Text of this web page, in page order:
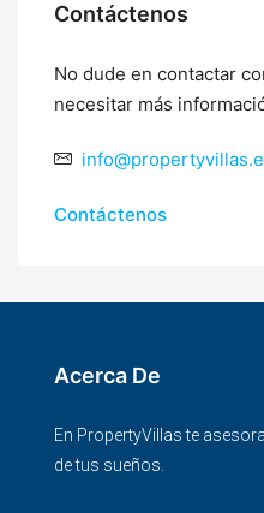
Contáctenos
No dude en contactar
necesitar más
Contáctenos
Acerca De
En PropertyVillas te
de tus sueños.